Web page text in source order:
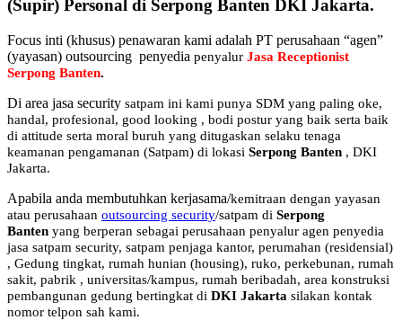
(Supir) Personal di Serpong Banten DKI Jakarta.
Focus inti (khusus) penawaran kami adalah PT perusahaan “agen”
(yayasan) outsourcing penyedia penyalur Jasa Receptionist
Serpong Banten.
Di area jasa security satpam ini kami punya SDM yang paling oke,
handal, profesional, good looking , bodi postur yang baik serta baik
di attitude serta moral buruh yang ditugaskan selaku tenaga
keamanan pengamanan (Satpam) di lokasi Serpong Banten , DKI
Jakarta.
Apabila anda membutuhkan kerjasama/kemitraan dengan yayasan
atau perusahaan outsourcing security/satpam di Serpong
Banten yang berperan sebagai perusahaan penyalur agen penyedia
jasa satpam security, satpam penjaga kantor, perumahan (residensial)
, Gedung tingkat, rumah hunian (housing), ruko, perkebunan, rumah
sakit, pabrik , universitas/kampus, rumah beribadah, area konstruksi
pembangunan gedung bertingkat di DKI Jakarta silakan kontak
nomor telpon sah kami.